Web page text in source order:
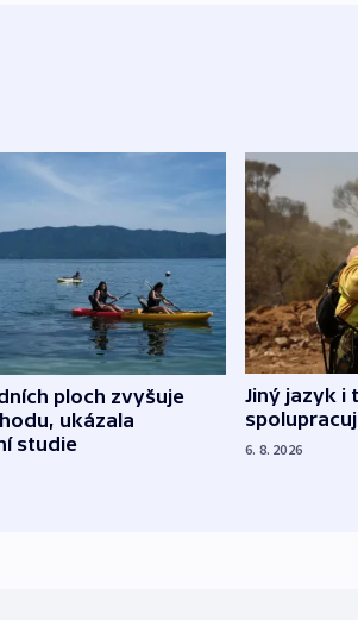
ploch zvyšuje
ukázala
studie
Jiný jazyk i
6. 8. 2026